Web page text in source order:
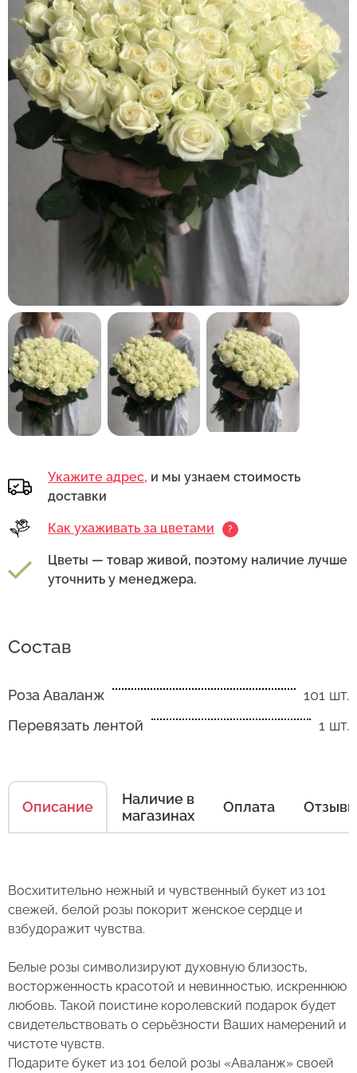
Укажите адрес, и мы узнаем стоимость
доставки
Как ухаживать за цветами ?
Цветы — товар живой, поэтому наличие лучше
уточнить у менеджера.
Состав
Роза Аваланж
101 шт.
Перевязать лентой
1 шт.
Описание
Наличие в
магазинах
Оплата Отзывы
Восхитительно нежный и чувственный букет из 101
свежей, белой розы покорит женское сердце и
взбудоражит чувства.
Белые розы символизируют духовную близость,
восторженность красотой и невинностью, искреннюю
любовь. Такой поистине королевский подарок будет
свидетельствовать о серьёзности Ваших намерений и
чистоте чувств.
Подарите букет из 101 белой розы «Аваланж» своей
Оставьте свой отзыв
Сервис:
Как ухаживать за цветами
Есть несколько простых правил, чтобы цветы
Правила ухода за срезанными цветами:
1. Переносите букеты в транспортировочной
2. Минимизируйте нахождение цветов
в холодное время года на улице.
3. Если Вы перевозите букет, убедитесь, что
он правильно упакован. В зимнее время, даже
кнопку "Выбрать".